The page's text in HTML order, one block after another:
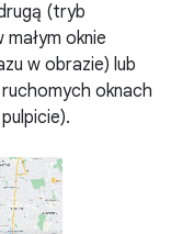
(tryb
oknie
w obrazie) lub
oknach